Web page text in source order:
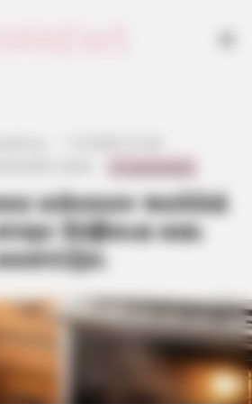
κάνουν πολλά
Εύβοια και